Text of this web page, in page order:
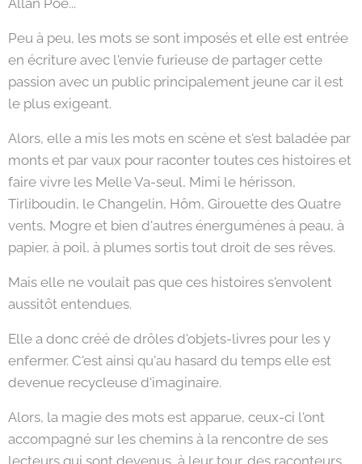
Peu à peu, les mots se sont imposés et elle est entrée
en écriture avec l'envie furieuse de partager cette
passion avec un public principalement jeune car il est
le plus exigeant.
Alors, elle a mis les mots en scène et s'est baladée par
monts et par vaux pour raconter toutes ces histoires et
faire vivre les Melle Va-seul, Mimi le hérisson,
Tirliboudin, le Changelin, Hôm, Girouette des Quatre
vents, Mogre et bien d'autres énergumènes à peau, à
papier, à poil, à plumes sortis tout droit de ses rêves.
Mais elle ne voulait pas que ces histoires s'envolent
aussitôt entendues.
Elle a donc créé de drôles d'objets-livres pour les y
enfermer. C'est ainsi qu'au hasard du temps elle est
devenue recycleuse d'imaginaire.
Alors, la magie des mots est apparue, ceux-ci l'ont
accompagné sur les chemins à la rencontre de ses
lecteurs qui sont devenus, à leur tour, des raconteurs